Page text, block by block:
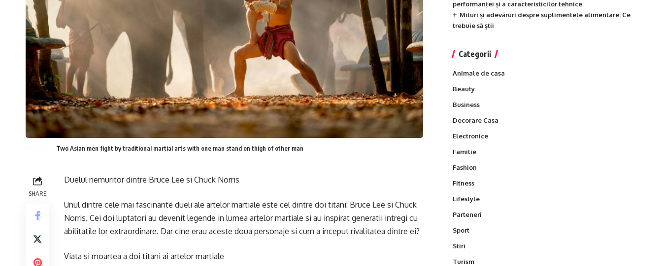
Two Asian men fight by traditional martial arts with one man stand on thigh of other man
SHARE
Duelul nemuritor dintre Bruce Lee si Chuck Norris
Unul dintre cele mai fascinante dueli ale artelor martiale este cel dintre doi titani: Bruce Lee si Chuck
Norris. Cei doi luptatori au devenit legende in lumea artelor martiale si au inspirat generatii intregi cu
abilitatile lor extraordinare. Dar cine erau aceste doua personaje si cum a inceput rivalitatea dintre ei?
Viata si moartea a doi titani ai artelor martiale
performanței și a caracteristicilor tehnice
Mituri și adevăruri despre suplimentele alimentare: Ce
trebuie să știi
Categorii
Animale de casa
Beauty
Business
Decorare Casa
Electronice
Familie
Fashion
Fitness
Lifestyle
Parteneri
Sport
Stiri
Turism